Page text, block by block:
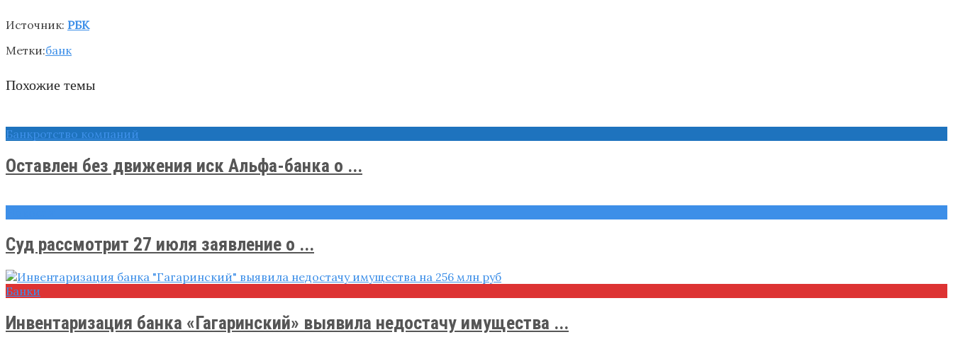
Источник: РБК
Метки:банк
Похожие темы
Банкротство компаний
Оставлен без движения иск Альфа-банка о ...
Суд рассмотрит 27 июля заявление о ...
Банки
Инвентаризация банка «Гагаринский» выявила недостачу имущества ...